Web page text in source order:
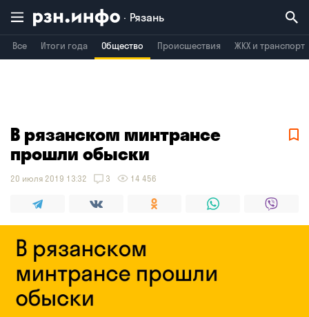
Рязань
Все Итоги года Общество Происшествия ЖКХ и транспорт
Воронеж Брянск
В рязанском минтрансе
прошли обыски
20 июля 2019 13:32 3 14 456